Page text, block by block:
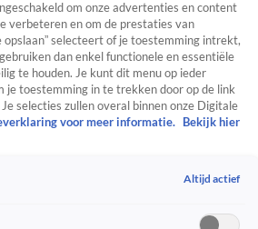
om onze advertenties en content
verbeteren en om de prestaties van
selecteert of je toestemming intrekt,
dan enkel functionele en essentiële
te houden. Je kunt dit menu op ieder
je toestemming in te trekken door op de link
selecties zullen overal binnen onze Digitale
voor meer informatie.
Bekijk hier
Altijd actief